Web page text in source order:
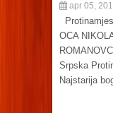
apr 05,
OCA
Srpska
Najstarija